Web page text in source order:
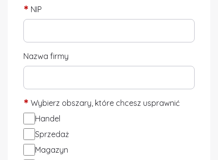
NIP
*
Nazwa firmy
Wybierz obszary, które chcesz usprawnić
*
Handel
Sprzedaż
Magazyn